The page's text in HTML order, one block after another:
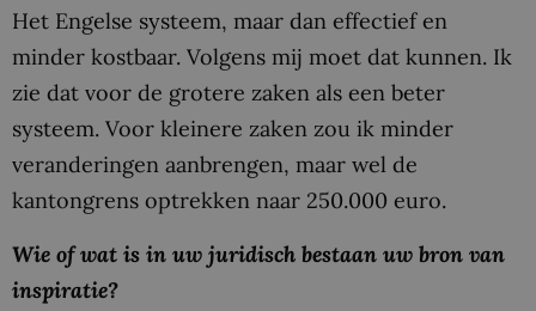
Het Engelse systeem, maar dan effectief en
minder kostbaar. Volgens mij moet dat kunnen. Ik
zie dat voor de grotere zaken als een beter
systeem. Voor kleinere zaken zou ik minder
veranderingen aanbrengen, maar wel de
kantongrens optrekken naar 250.000 euro.
Wie of wat is in uw juridisch bestaan uw bron van
inspiratie?